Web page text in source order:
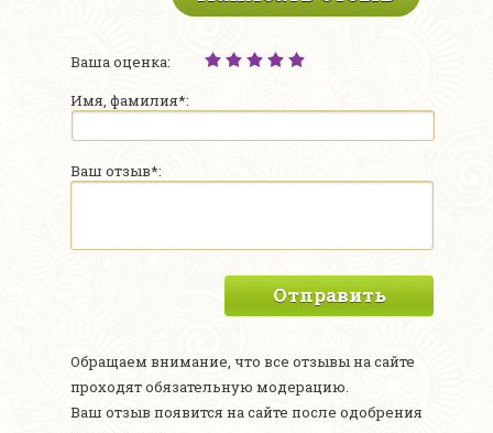
Ваша оценка:
Имя, фамилия*:
Ваш отзыв*:
Отправить
Обращаем внимание, что все отзывы на сайте
проходят обязательную модерацию.
Ваш отзыв появится на сайте после одобрения